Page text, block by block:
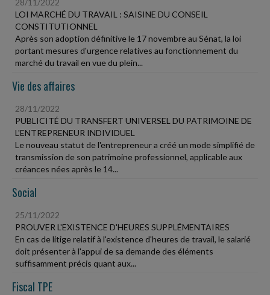
LOI MARCHÉ DU TRAVAIL : SAISINE DU CONSEIL
CONSTITUTIONNEL
Après son adoption définitive le 17 novembre au Sénat, la loi
portant mesures d'urgence relatives au fonctionnement du
marché du travail en vue du plein...
Vie des affaires
28/11/2022
PUBLICITÉ DU TRANSFERT UNIVERSEL DU PATRIMOINE DE
L'ENTREPRENEUR INDIVIDUEL
Le nouveau statut de l'entrepreneur a créé un mode simplifié de
transmission de son patrimoine professionnel, applicable aux
créances nées après le 14...
Social
25/11/2022
PROUVER L'EXISTENCE D'HEURES SUPPLÉMENTAIRES
En cas de litige relatif à l'existence d'heures de travail, le salarié
doit présenter à l'appui de sa demande des éléments
suffisamment précis quant aux...
Fiscal TPE